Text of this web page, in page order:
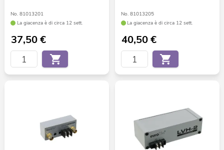
No. 81013201
La giacenza è di circa 12 sett.
37,50€
No. 81013205
La giacenza è di circa 12 sett.
40,50€